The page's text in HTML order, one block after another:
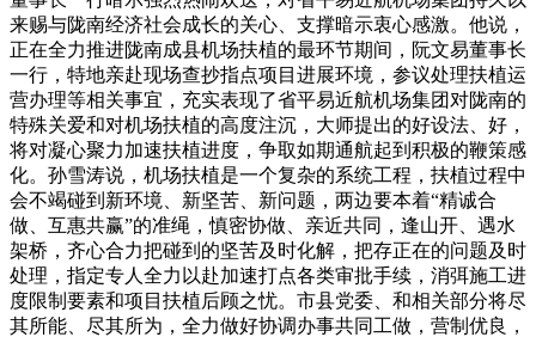
来赐与陇南经济社会成长的关心、支撑暗示衷心感激。他说，
正在全力推进陇南成县机场扶植的最环节期间，阮文易董事长
一行，特地亲赴现场查抄指点项目进展环境，参议处理扶植运
营办理等相关事宜，充实表现了省平易近航机场集团对陇南的
特殊关爱和对机场扶植的高度注沉，大师提出的好设法、好，
将对凝心聚力加速扶植进度，争取如期通航起到积极的鞭策感
化。孙雪涛说，机场扶植是一个复杂的系统工程，扶植过程中
会不竭碰到新环境、新坚苦、新问题，两边要本着“精诚合
做、互惠共赢”的准绳，慎密协做、亲近共同，逢山开、遇水
架桥，齐心合力把碰到的坚苦及时化解，把存正在的问题及时
处理，指定专人全力以赴加速打点各类审批手续，消弭施工进
度限制要素和项目扶植后顾之忧。市县党委、和相关部分将尽
其所能、尽其所为，全力做好协调办事共同工做，营制优良，